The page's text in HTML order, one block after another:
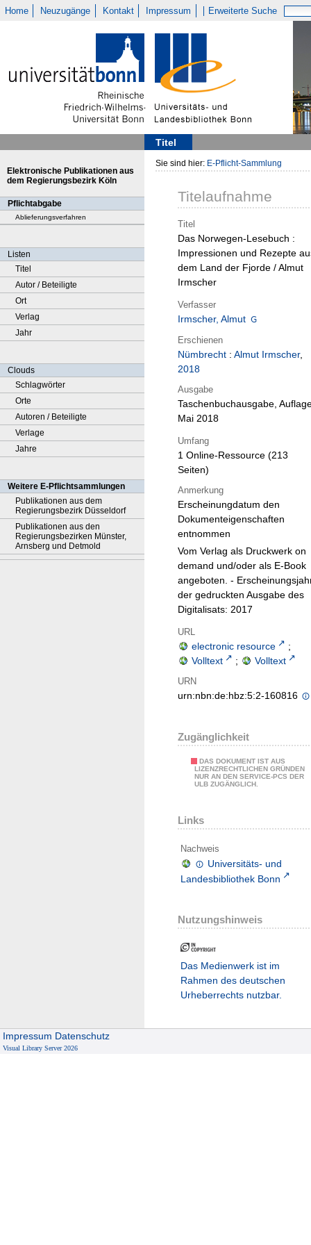
Home Neuzugänge Kontakt Impressum Erweiterte Suche
Titel
Elektronische Publikationen aus
dem Regierungsbezirk Köln
Pflichtabgabe
Ablieferungsverfahren
Listen
Titel
Autor / Beteiligte
Ort
Verlag
Jahr
Clouds
Schlagwörter
Orte
Autoren / Beteiligte
Verlage
Jahre
Weitere E-Pflichtsammlungen
Publikationen aus dem
Regierungsbezirk Düsseldorf
Publikationen aus den
Regierungsbezirken Münster,
Arnsberg und Detmold
Sie sind hier: E-Pflicht-Sammlung
Titelaufnahme
Titel
Das Norwegen-Lesebuch :
Impressionen und Rezepte
dem Land der Fjorde / Almut
Irmscher
Verfasser
Irmscher, Almut
Erschienen
Nümbrecht : Almut Irmscher,
2018
Ausgabe
Taschenbuchausgabe,
Mai 2018
Umfang
1 Online-Ressource (213
Seiten)
Anmerkung
Erscheinungdatum den
Dokumenteigenschaften
entnommen
Vom Verlag als Druckwerk on
demand und/oder als E-Book
angeboten. -
der gedruckten Ausgabe des
Digitalisats: 2017
URL
electronic resource
;
Volltext
; Volltext
URN
urn:nbn:de:hbz:5:2-160816
Zugänglichkeit
DAS DOKUMENT IST AUS
LIZENZRECHTLICHEN GRÜNDEN
NUR AN DEN SERVICE-PCS DER
ULB ZUGÄNGLICH.
Links
Nachweis
Universitäts- und
Landesbibliothek Bonn
Nutzungshinweis
Das Medienwerk ist im
Rahmen des deutschen
Urheberrechts nutzbar.
Impressum Datenschutz
Visual Library Server 2026